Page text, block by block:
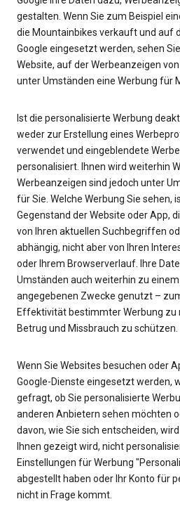
gestalten. Wenn Sie zum Beispiel
die Mountainbikes verkauft und auf
Google eingesetzt werden, sehen
Website, auf der Werbeanzeigen
unter Umständen eine Werbung für
Ist die personalisierte Werbung
weder zur Erstellung eines
verwendet und eingeblendete
personalisiert. Ihnen wird weiterhin
Werbeanzeigen sind jedoch unter
für Sie. Welche Werbung Sie sehen,
Gegenstand der Website oder App,
von Ihren aktuellen Suchbegriffen
abhängig, nicht aber von Ihren
oder Ihrem Browserverlauf. Ihre
Umständen auch weiterhin zu
angegebenen Zwecke genutzt –
Effektivität bestimmter Werbung zu
Betrug und Missbrauch zu schützen.
Wenn Sie Websites besuchen oder
Google-Dienste eingesetzt werden,
gefragt, ob Sie personalisierte
anderen Anbietern sehen möchten
davon, wie Sie sich entscheiden,
Ihnen gezeigt wird, nicht
Einstellungen für Werbung
abgestellt haben oder Ihr Konto für
nicht in Frage kommt.